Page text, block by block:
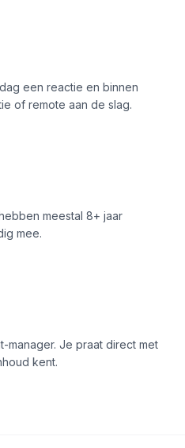
een reactie en binnen
of remote aan de slag.
meestal 8+ jaar
mee.
manager. Je praat direct met
kent.